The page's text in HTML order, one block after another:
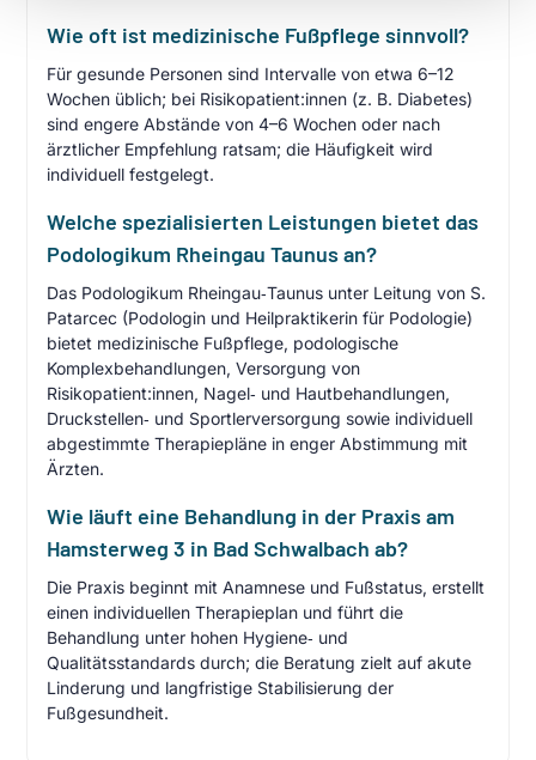
Wie oft ist medizinische Fußpflege sinnvoll?
Für gesunde Personen sind Intervalle von etwa 6–12
Wochen üblich; bei Risikopatient:innen (z. B. Diabetes)
sind engere Abstände von 4–6 Wochen oder nach
ärztlicher Empfehlung ratsam; die Häufigkeit wird
individuell festgelegt.
Welche spezialisierten Leistungen bietet das
Podologikum Rheingau Taunus an?
Das Podologikum Rheingau‑Taunus unter Leitung von S.
Patarcec (Podologin und Heilpraktikerin für Podologie)
bietet medizinische Fußpflege, podologische
Komplexbehandlungen, Versorgung von
Risikopatient:innen, Nagel‑ und Hautbehandlungen,
Druckstellen‑ und Sportlerversorgung sowie individuell
abgestimmte Therapiepläne in enger Abstimmung mit
Ärzten.
Wie läuft eine Behandlung in der Praxis am
Hamsterweg 3 in Bad Schwalbach ab?
Die Praxis beginnt mit Anamnese und Fußstatus, erstellt
einen individuellen Therapieplan und führt die
Behandlung unter hohen Hygiene‑ und
Qualitätsstandards durch; die Beratung zielt auf akute
Linderung und langfristige Stabilisierung der
Fußgesundheit.